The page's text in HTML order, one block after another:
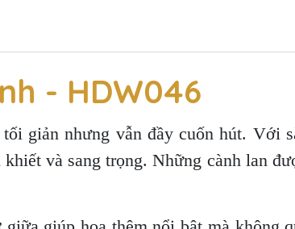
- HDW046
giản nhưng vẫn đầy cuốn hút. Với
và sang trọng. Những cành lan